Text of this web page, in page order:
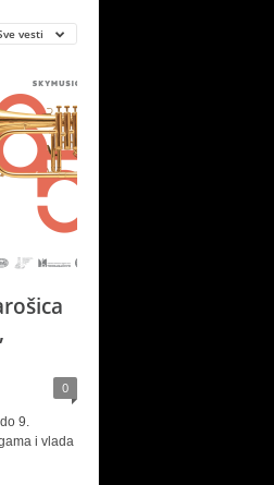
vesti
0
9.
i vlada